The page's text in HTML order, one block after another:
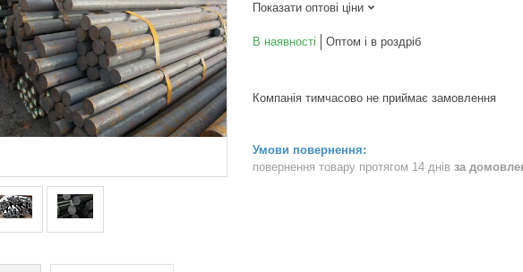
Показати оптові ціни
В наявності Оптом і в роздріб
Компанія тимчасово не приймає замовлення
повернення товару протягом 14 днів за